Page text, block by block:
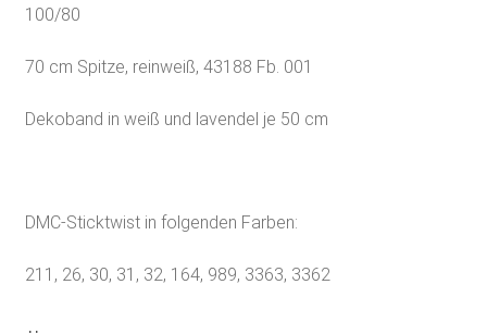
100/80
70 cm Spitze, reinweiß, 43188 Fb. 001
Dekoband in weiß und lavendel je 50 cm
DMC-Sticktwist in folgenden Farben:
211, 26, 30, 31, 32, 164, 989, 3363, 3362